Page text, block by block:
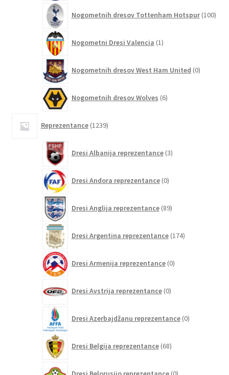
Nogometnih dresov Tottenham Hotspur 100
Nogometni Dresi Valencia 1izdelek
Nogometnih dresov West Ham United 0izdelkov
Nogometnih dresov Wolves 6izdelkov
Reprezentance 1239izdelkov
Dresi Albanija reprezentance 3izdelki
Dresi Andora reprezentance 0izdelkov
Dresi Anglija reprezentance 89izdelkov
Dresi Argentina reprezentance 174izdelkov
Dresi Armenija reprezentance 0izdelkov
Dresi Avstrija reprezentance 0izdelkov
Dresi Azerbajdžanu reprezentance 0izdelkov
Dresi Belgija reprezentance 68izdelkov